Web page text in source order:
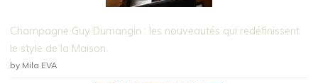
Champagne Guy Dumangin : les nouveautés qui redéfinissent
le style de la Maison
by Mila EVA